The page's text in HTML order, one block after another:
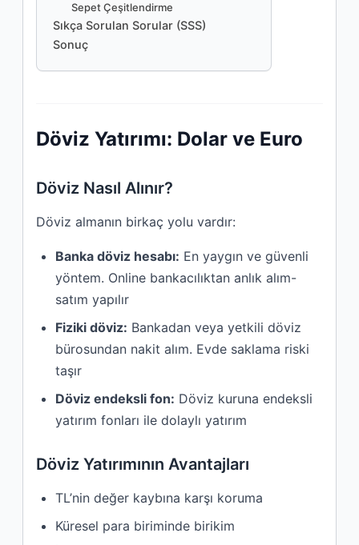
Sepet Çeşitlendirme
Sıkça Sorulan Sorular (SSS)
Sonuç
Döviz Yatırımı: Dolar ve Euro
Döviz Nasıl Alınır?
Döviz almanın birkaç yolu vardır:
Banka döviz hesabı: En yaygın ve güvenli
yöntem. Online bankacılıktan anlık alım-
satım yapılır
Fiziki döviz: Bankadan veya yetkili döviz
bürosundan nakit alım. Evde saklama riski
taşır
Döviz endeksli fon: Döviz kuruna endeksli
yatırım fonları ile dolaylı yatırım
Döviz Yatırımının Avantajları
TL’nin değer kaybına karşı koruma
Küresel para biriminde birikim